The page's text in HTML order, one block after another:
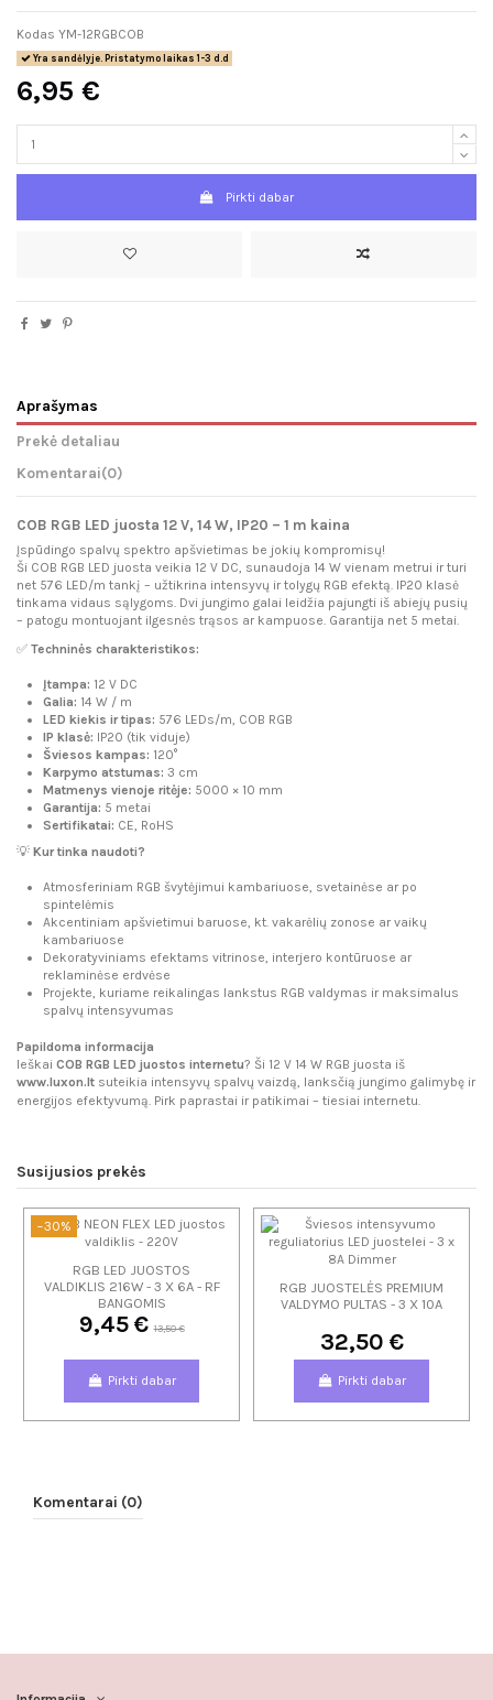
Kodas YM-12RGBCOB
Yra sandėlyje. Pristatymo laikas 1-3 d.d
6,95 €
Pirkti dabar
Aprašymas
Prekė detaliau
Komentarai(0)
COB RGB LED juosta 12 V, 14 W, IP20 – 1 m kaina
Įspūdingo spalvų spektro apšvietimas be jokių kompromisų!
Ši COB RGB LED juosta veikia 12 V DC, sunaudoja 14 W vienam metrui ir turi
net 576 LED/m tankį – užtikrina intensyvų ir tolygų RGB efektą. IP20 klasė
tinkama vidaus sąlygoms. Dvi jungimo galai leidžia pajungti iš abiejų pusių
– patogu montuojant ilgesnės trąsos ar kampuose. Garantija net 5 metai.
✅ Techninės charakteristikos:
Įtampa: 12 V DC
Galia: 14 W / m
LED kiekis ir tipas: 576 LEDs/m, COB RGB
IP klasė: IP20 (tik viduje)
Šviesos kampas: 120°
Karpymo atstumas: 3 cm
Matmenys vienoje ritėje: 5000 × 10 mm
Garantija: 5 metai
Sertifikatai: CE, RoHS
💡 Kur tinka naudoti?
Atmosferiniam RGB švytėjimui kambariuose, svetainėse ar po
spintelėmis
Akcentiniam apšvietimui baruose, kt. vakarėlių zonose ar vaikų
kambariuose
Dekoratyviniams efektams vitrinose, interjero kontūruose ar
reklaminėse erdvėse
Projekte, kuriame reikalingas lankstus RGB valdymas ir maksimalus
spalvų intensyvumas
Papildoma informacija
Ieškai COB RGB LED juostos internetu? Ši 12 V 14 W RGB juosta iš
www.luxon.lt suteikia intensyvų spalvų vaizdą, lanksčią jungimo galimybę ir
energijos efektyvumą. Pirk paprastai ir patikimai – tiesiai internetu.
Susijusios prekės
−30%
RGB LED JUOSTOS
VALDIKLIS 216W - 3 X 6A - RF
BANGOMIS
9,45 €13,50 €
Pirkti dabar
RGB JUOSTELĖS PREMIUM
VALDYMO PULTAS - 3 X 10A
32,50 €
Pirkti dabar
Komentarai (0)